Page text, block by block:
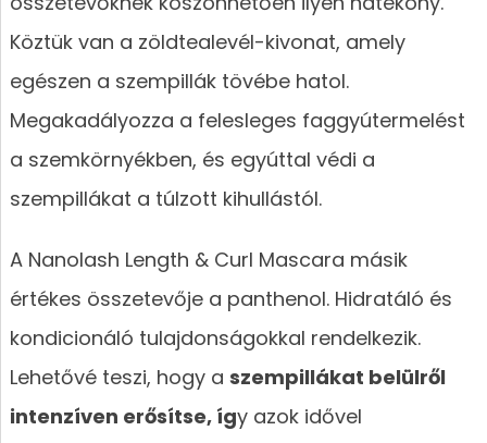
Köztük van a zöldtealevél-kivonat, amely
egészen a szempillák tövébe hatol.
Megakadályozza a felesleges faggyútermelést
a szemkörnyékben, és egyúttal védi a
szempillákat a túlzott kihullástól.
A Nanolash Length & Curl Mascara másik
értékes összetevője a panthenol. Hidratáló és
kondicionáló tulajdonságokkal rendelkezik.
Lehetővé teszi, hogy a szempillákat belülről
intenzíven erősítse, így azok idővel